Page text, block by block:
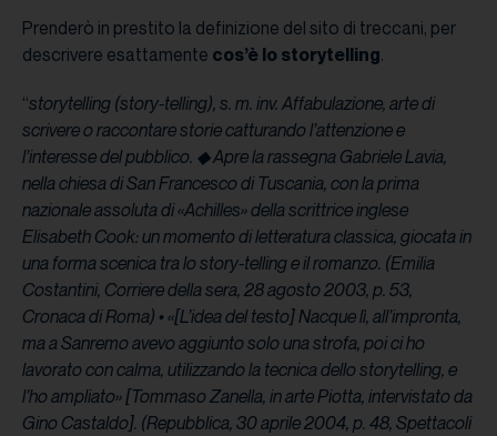
Prenderò in prestito la definizione del sito di treccani, per
descrivere esattamente cos’è lo storytelling.
“storytelling (story-telling), s. m. inv. Affabulazione, arte di
scrivere o raccontare storie catturando l’attenzione e
l’interesse del pubblico. ◆ Apre la rassegna Gabriele Lavia,
nella chiesa di San Francesco di Tuscania, con la prima
nazionale assoluta di «Achilles» della scrittrice inglese
Elisabeth Cook: un momento di letteratura classica, giocata in
una forma scenica tra lo story-telling e il romanzo. (Emilia
Costantini, Corriere della sera, 28 agosto 2003, p. 53,
Cronaca di Roma) • «[L’idea del testo] Nacque lì, all’impronta,
ma a Sanremo avevo aggiunto solo una strofa, poi ci ho
lavorato con calma, utilizzando la tecnica dello storytelling, e
l’ho ampliato» [Tommaso Zanella, in arte Piotta, intervistato da
Gino Castaldo]. (Repubblica, 30 aprile 2004, p. 48, Spettacoli